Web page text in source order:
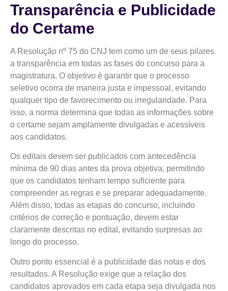
Transparência e Publicidade
do Certame
A Resolução nº 75 do CNJ tem como um de seus pilares
a transparência em todas as fases do concurso para a
magistratura. O objetivo é garantir que o processo
seletivo ocorra de maneira justa e impessoal, evitando
qualquer tipo de favorecimento ou irregularidade. Para
isso, a norma determina que todas as informações sobre
o certame sejam amplamente divulgadas e acessíveis
aos candidatos.
Os editais devem ser publicados com antecedência
mínima de 90 dias antes da prova objetiva, permitindo
que os candidatos tenham tempo suficiente para
compreender as regras e se preparar adequadamente.
Além disso, todas as etapas do concurso, incluindo
critérios de correção e pontuação, devem estar
claramente descritas no edital, evitando surpresas ao
longo do processo.
Outro ponto essencial é a publicidade das notas e dos
resultados. A Resolução exige que a relação dos
candidatos aprovados em cada etapa seja divulgada nos